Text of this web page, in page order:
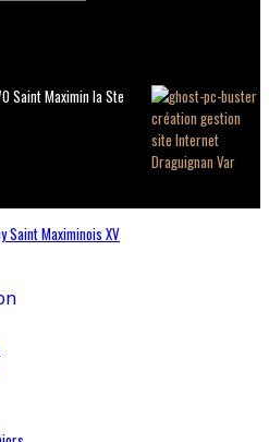
Saint Maximin la Ste